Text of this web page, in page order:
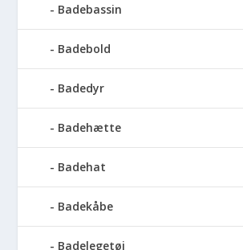
Badebassin
Badebold
Badedyr
Badehætte
Badehat
Badekåbe
Badelegetøj